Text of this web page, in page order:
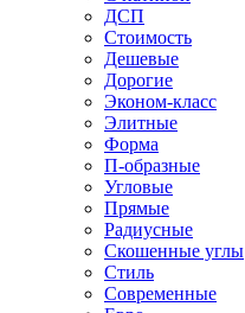
ДСП
Стоимость
Дешевые
Дорогие
Эконом-класс
Элитные
Форма
П-образные
Угловые
Прямые
Радиусные
Скошенные углы
Стиль
Современные